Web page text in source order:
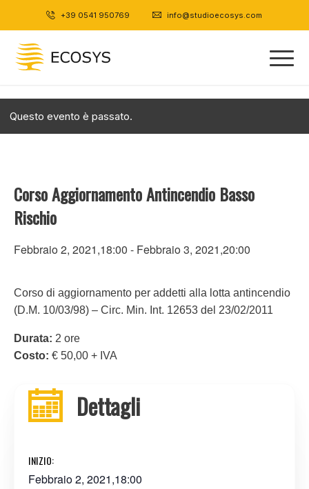
+39 0541 950769 info@studioecosys.com
Questo evento è passato.
Corso Aggiornamento Antincendio Basso
Rischio
Febbraio 2, 2021,18:00 - Febbraio 3, 2021,20:00
Corso di aggiornamento per addetti alla lotta antincendio
(D.M. 10/03/98) – Circ. Min. Int. 12653 del 23/02/2011
Durata: 2 ore
Costo: € 50,00 + IVA
Dettagli
INIZIO:
Febbraio 2, 2021,18:00